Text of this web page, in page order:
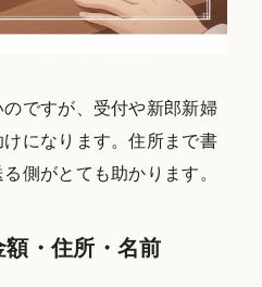
ですが、受付や新郎新婦
になります。住所まで書
側がとても助かります。
・住所・名前